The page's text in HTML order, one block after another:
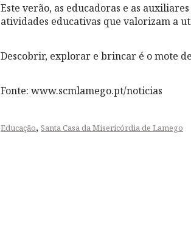
Este verão, as educadoras e as
atividades educativas que valorizam a
Descobrir, explorar e brincar é o mote
Fonte: www.scmlamego.pt/noticias
Educação, Santa Casa da Misericórdia de Lamego